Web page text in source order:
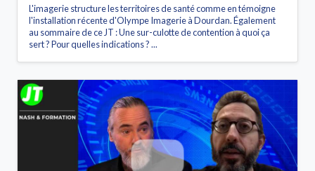
L'imagerie structure les territoires de santé comme en témoigne
l'installation récente d'Olympe Imagerie à Dourdan. Également
au sommaire de ce JT : Une sur-culotte de contention à quoi ça
sert ? Pour quelles indications ? ...